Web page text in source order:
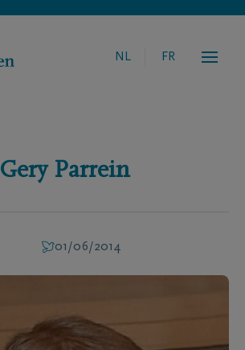
NL FR
Gery Parrein
01/06/2014